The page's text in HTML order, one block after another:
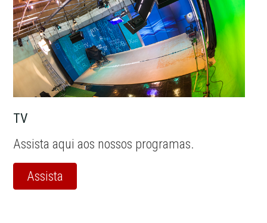
TV
Assista aqui aos nossos programas.
Assista